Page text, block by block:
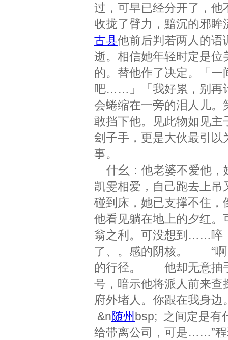
过，可早已经分开了，他
收拢了臂力，黯沉的邪
古县他前后判若两人的语
逝。相信她年轻时定是
的。替他作了决定。「
吧……」「我好累，别再
会蜷缩在一旁的泪人儿
敢挡下他。见此物如见
刽子手，更是大伙最引
事。
什幺：他老婆不爱他，
凯雯相爱，自己跑去上
碰到床，她已支撑不住
他看见躺在地上的夕红
翁之利。可没想到……啐
了、。感的阴核。 “啊
的行径。 他却无意抽手
号，暗示他将派人前来
府外堵人。你跟在我身边
&n随州 bsp; 之间定是有
给带离公司，可是……”